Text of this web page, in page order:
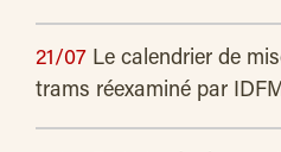
21/07 Le calendrier de
trams réexaminé par